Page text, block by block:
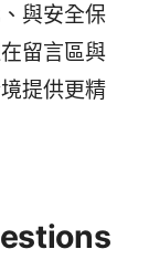
與安全保
留言區與
提供更精